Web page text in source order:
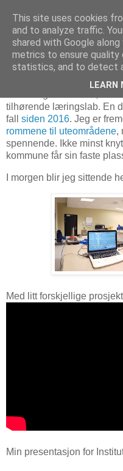
3. september 2020
Åpning av
tilhørende læringslab. En
fall siden 2016. Jeg er
rommene til uteområdene,
spennende. Ikke minst
kommune får sin faste
I morgen blir jeg sittende
Med litt forskjellige
Min presentasjon for
This site uses cookies
and to analyze traffic.
shared with Google
metrics to ensure quality
statistics, and to detect
LEARN